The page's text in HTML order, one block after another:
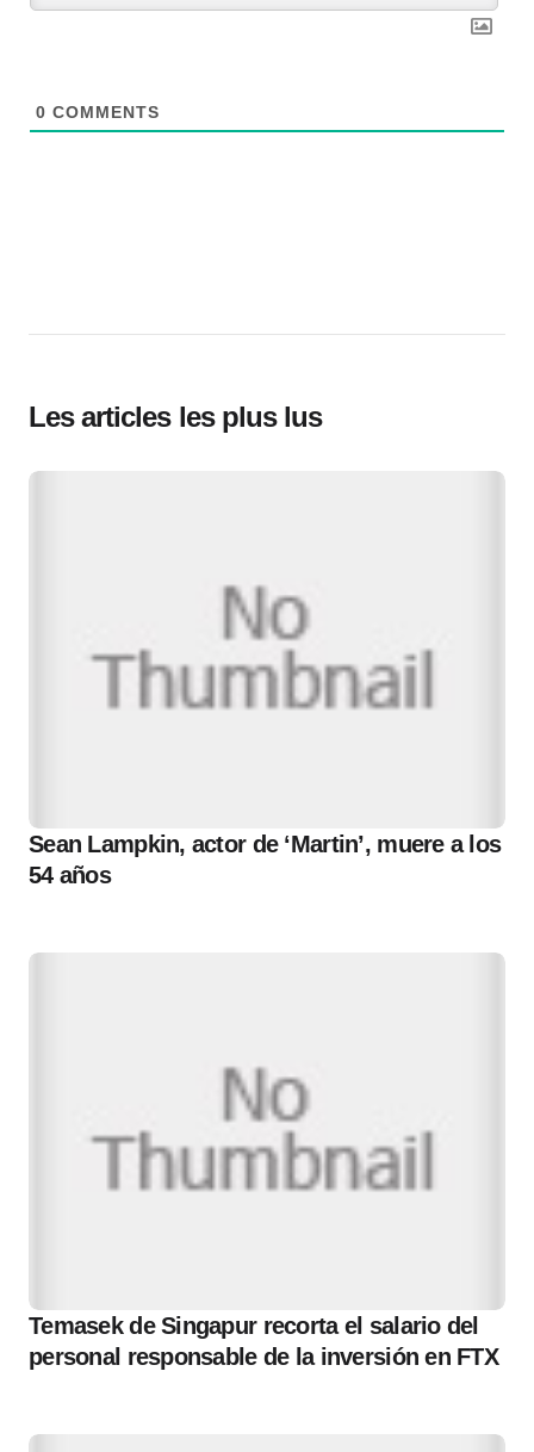
0 COMMENTS
Les articles les plus lus
Sean Lampkin, actor de ‘Martin’, muere a los
54 años
Temasek de Singapur recorta el salario del
personal responsable de la inversión en FTX